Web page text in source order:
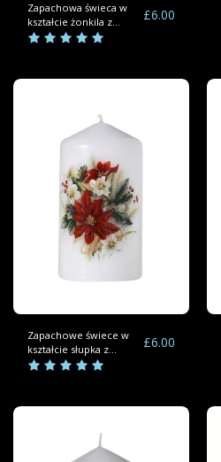
Zapachowa świeca w
kształcie żonkila z
bukietem kwiatów
£6.00
Zapachowe świece w
kształcie słupka z
poinsecją z bukietem
£6.00